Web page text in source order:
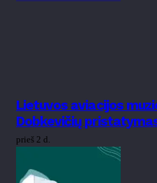
Lietuvos aviacijos
Dobkevičių
prieš 2 d.